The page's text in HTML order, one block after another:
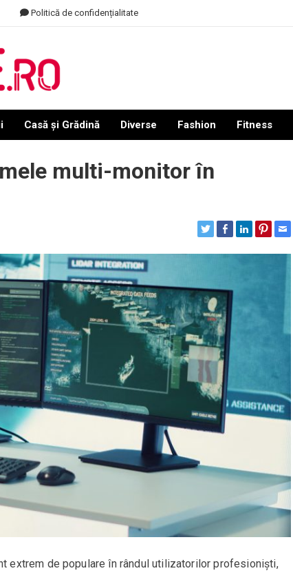
Politică de confidențialitate
Casă și Grădină Diverse Fashion Fitness
multi-monitor în
extrem de populare în rândul utilizatorilor profesioniști,